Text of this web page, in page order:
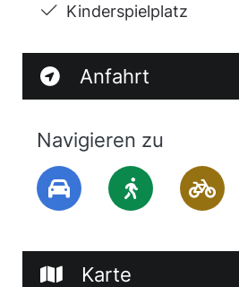
Kinderspielplatz
Anfahrt
Navigieren zu
Karte